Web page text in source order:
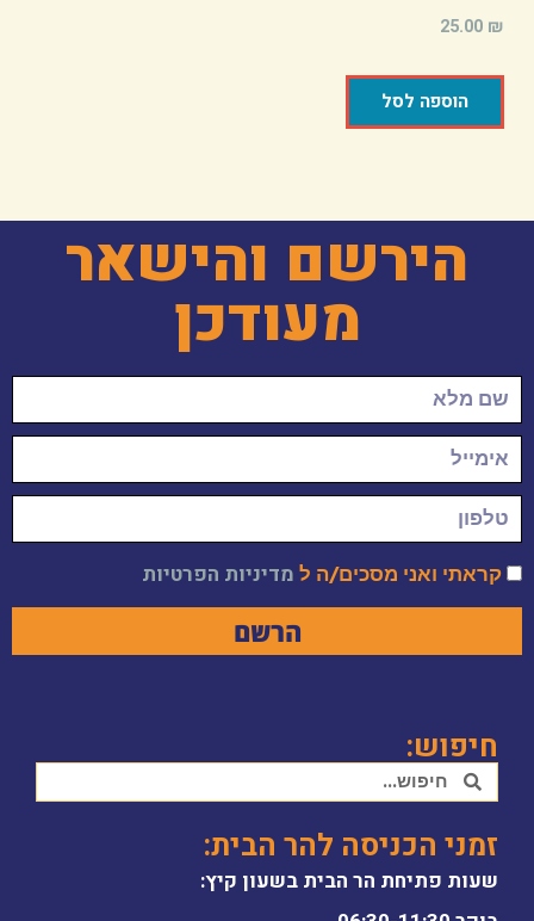
25.00 ₪
הוספה לסל
הירשם והישאר
מעודכן
קראתי ואני מסכים/ה ל מדיניות הפרטיות
הרשם
חיפוש:
זמני הכניסה להר הבית:
שעות פתיחת הר הבית בשעון קיץ: